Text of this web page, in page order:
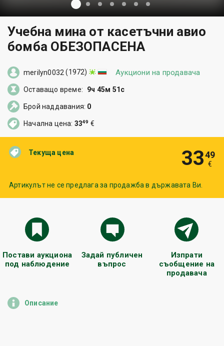
Учебна мина от касетъчни авио
бомба ОБЕЗОПАСЕНА
Текуща цена 3349
€
Артикулът не се предлага за продажба в държавата Ви.
Постави аукциона
под наблюдение
Задай публичен
въпрос
Изпрати
съобщение на
продавача
merilyn0032 (1972) Аукциони на продавача
Оставащо време: 9ч 45м 50с
Брой наддавания: 0
Начална цена: 3349 €
Описание